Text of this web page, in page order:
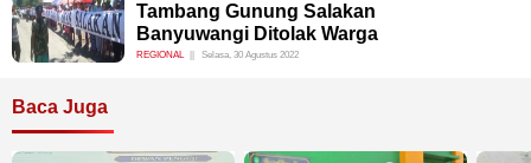
Tambang Gunung Salakan
Banyuwangi Ditolak Warga
REGIONAL Selasa, 30 Agustus 2022
Baca Juga